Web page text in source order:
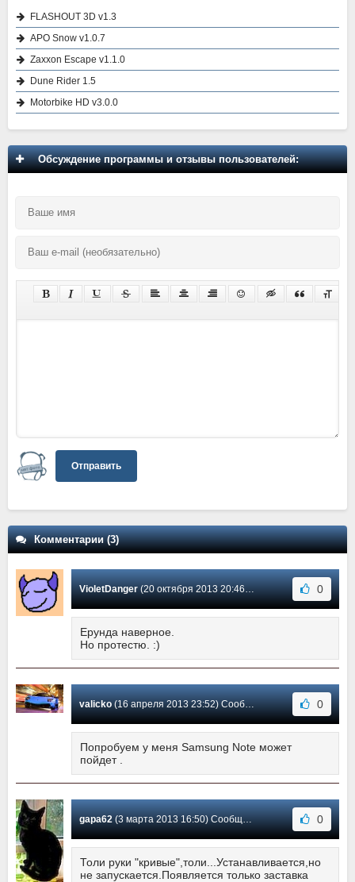
FLASHOUT 3D v1.3
APO Snow v1.0.7
Zaxxon Escape v1.1.0
Dune Rider 1.5
Motorbike HD v3.0.0
Обсуждение программы и отзывы пользователей:
Отправить
Комментарии (3)
VioletDanger(20 октября 2013 20:46) Сообщение #3 0
Ерунда наверное.
Но протестю. :)
valicko(16 апреля 2013 23:52) Сообщение #2 0
Попробуем у меня Samsung Note может
пойдет .
gapa62(3 марта 2013 16:50) Сообщение #1 0
Толи руки "кривые",толи...Устанавливается,но
не запускается.Появляется только заставка